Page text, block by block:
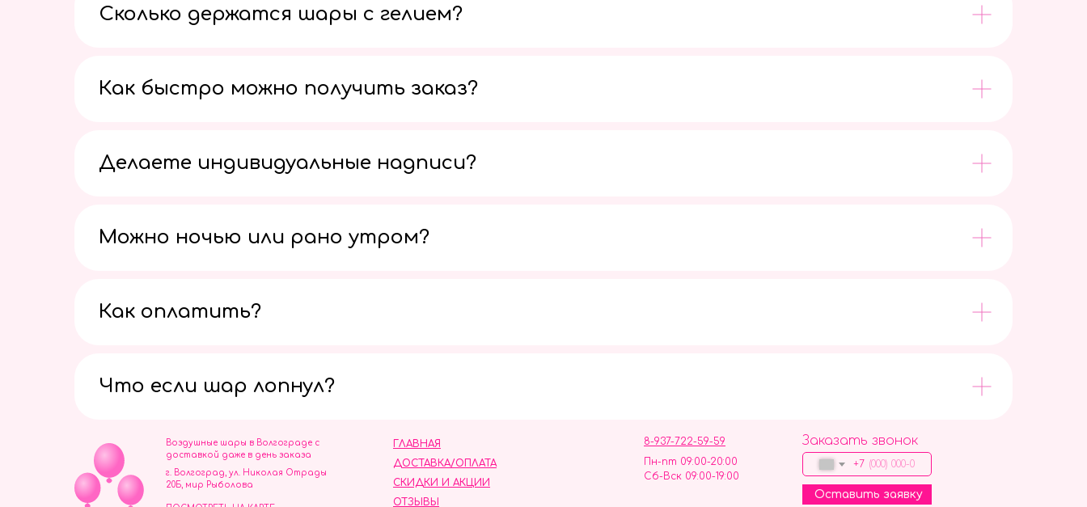
Сколько держатся шары с гелием?
Как быстро можно получить заказ?
Делаете индивидуальные надписи?
Можно ночью или рано утром?
Как оплатить?
Что если шар лопнул?
ОТЗЫВЫ
ГЛАВНАЯ
ДОСТАВКА/ОПЛАТА
СКИДКИ И АКЦИИ
8-937-722-59-59
Пн-пт 09:00-20:00
Сб-Вск 09:00-19:00
Воздушные шары в Волгограде с
доставкой даже в день заказа
Заказать звонок
+7
Оставить заявку
г. Волгоград, ул. Николая Отрады
20Б, мир Рыболова